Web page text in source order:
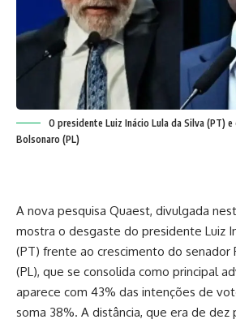
O presidente Luiz Inácio Lula da Silva (PT)
Bolsonaro (PL)
A nova pesquisa Quaest, divulgada
mostra o desgaste do presidente Luiz
(PT) frente ao crescimento do senador
(PL), que se consolida como principal
aparece com 43% das intenções de
soma 38%. A distância, que era de dez